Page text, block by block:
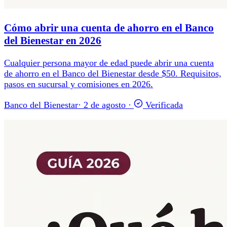
Cómo abrir una cuenta de ahorro en el Banco
del Bienestar en 2026
Cualquier persona mayor de edad puede abrir una cuenta
de ahorro en el Banco del Bienestar desde $50. Requisitos,
pasos en sucursal y comisiones en 2026.
Banco del Bienestar· 2 de agosto · Verificada